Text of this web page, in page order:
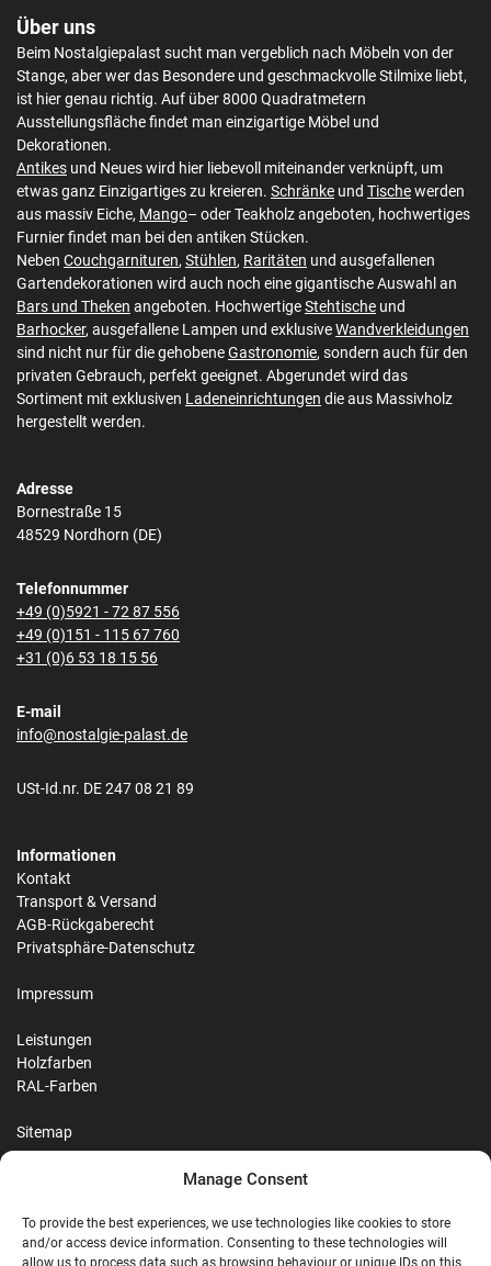
Manage Consent
To provide the best experiences, we use technologies like cookies to store
and/or access device information. Consenting to these technologies will
allow us to process data such as browsing behaviour or unique IDs on this
Über uns
Beim Nostalgiepalast sucht man vergeblich nach Möbeln von der
Stange, aber wer das Besondere und geschmackvolle Stilmixe liebt,
ist hier genau richtig. Auf über 8000 Quadratmetern
Ausstellungsfläche findet man einzigartige Möbel und
Dekorationen.
Antikes und Neues wird hier liebevoll miteinander verknüpft, um
etwas ganz Einzigartiges zu kreieren. Schränke und Tischewerden
aus massiv Eiche, Mango– oder Teakholz angeboten, hochwertiges
Furnier findet man bei den antiken Stücken.
Neben Couchgarnituren, Stühlen, Raritäten und ausgefallenen
Gartendekorationen wird auch noch eine gigantische Auswahl an
Bars und Theken angeboten. HochwertigeStehtische und
Barhocker, ausgefallene Lampen und exklusiveWandverkleidungen
sind nicht nur für die gehobeneGastronomie, sondern auch für den
privaten Gebrauch, perfekt geeignet. Abgerundet wird das
Sortiment mit exklusiven Ladeneinrichtungen die aus Massivholz
hergestellt werden.
Adresse
Bornestraße 15
48529 Nordhorn (DE)
Telefonnummer
+49 (0)5921 - 72 87 556
+49 (0)151 - 115 67 760
+31 (0)6 53 18 15 56
E-mail
info@nostalgie-palast.de
USt-Id.nr. DE 247 08 21 89
Informationen
Kontakt
Transport & Versand
AGB-Rückgaberecht
Privatsphäre-Datenschutz
Impressum
Leistungen
Holzfarben
RAL-Farben
Sitemap